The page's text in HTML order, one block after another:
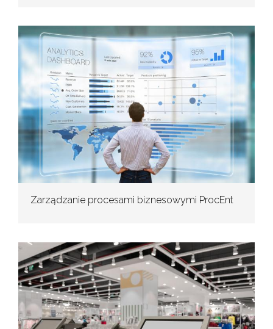
Zarządzanie procesami biznesowymi ProcEnt